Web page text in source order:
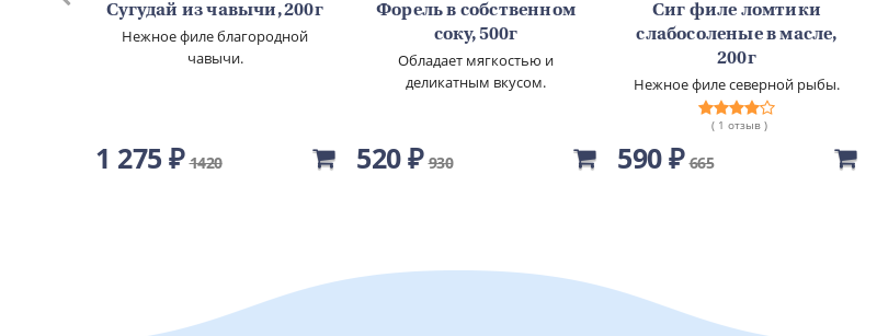
Сугудай из чавычи, 200г
Нежное филе благородной
чавычи.
1 275 ₽ 1420
Форель в собственном
соку, 500г
Обладает мягкостью и
деликатным вкусом.
520 ₽ 930
Сиг филе ломтики
слабосоленые в масле,
200г
Нежное филе северной рыбы.
( 1 отзыв )
590 ₽ 665